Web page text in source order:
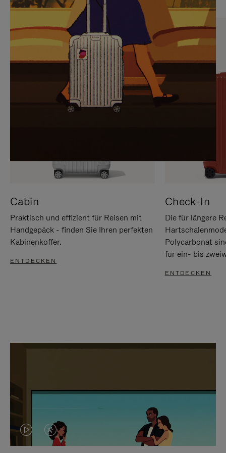
SIE,
UM
ANZUHALTEN
AUFHEBEN
DER
STUMMSCHALTUNG
Cabin
Praktisch und effizient für Reisen mit
Handgepäck - finden Sie Ihren perfekten
Kabinenkoffer.
ENTDECKEN
Check-In
Die für längere
Polycarbonat
für ein- bis
ENTDECKEN
DASVIDEO